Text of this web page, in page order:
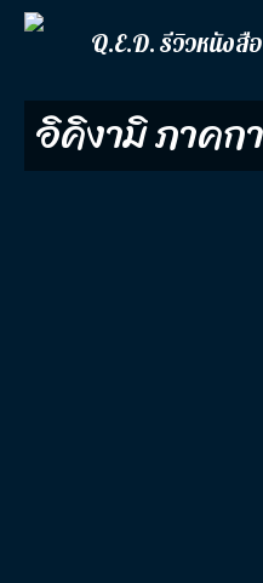
Q.E.D. รีวิวหนังสือ
อิคิงามิ ภาค